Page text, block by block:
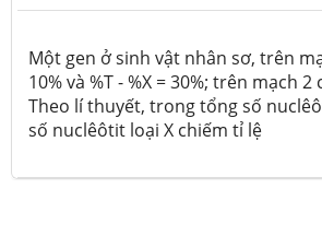
Một gen ở sinh vật nhân sơ, trên
10% và %T - %X = 30%; trên mạch 2
Theo lí thuyết, trong tổng số
số nuclêôtit loại X chiếm tỉ lệ